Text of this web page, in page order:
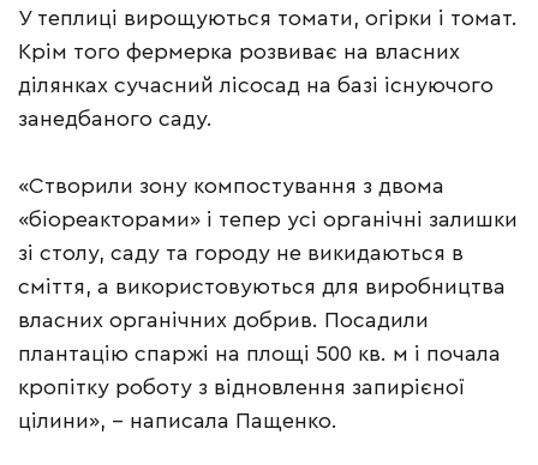
У теплиці вирощуються томати, огірки і томат.
Крім того фермерка розвиває на власних
ділянках сучасний лісосад на базі існуючого
занедбаного саду.
«Створили зону компостування з двома
«біореакторами» і тепер усі органічні залишки
зі столу, саду та городу не викидаються в
сміття, а використовуються для виробництва
власних органічних добрив. Посадили
плантацію спаржі на площі 500 кв. м і почала
кропітку роботу з відновлення запирієної
цілини», – написала Пащенко.